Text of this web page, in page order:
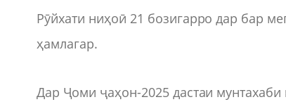
Рӯйхати ниҳоӣ 21 бозигарро дар бар
ҳамлагар.
Дар Ҷоми ҷаҳон-2025 дастаи мунтахаби